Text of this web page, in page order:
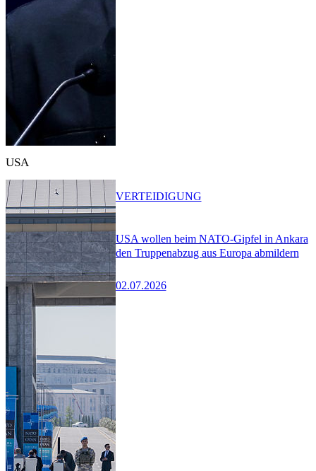
USA
USA wollen beim NATO-Gipfel in Ankara
den Truppenabzug aus Europa abmildern
02.07.2026
VERTEIDIGUNG